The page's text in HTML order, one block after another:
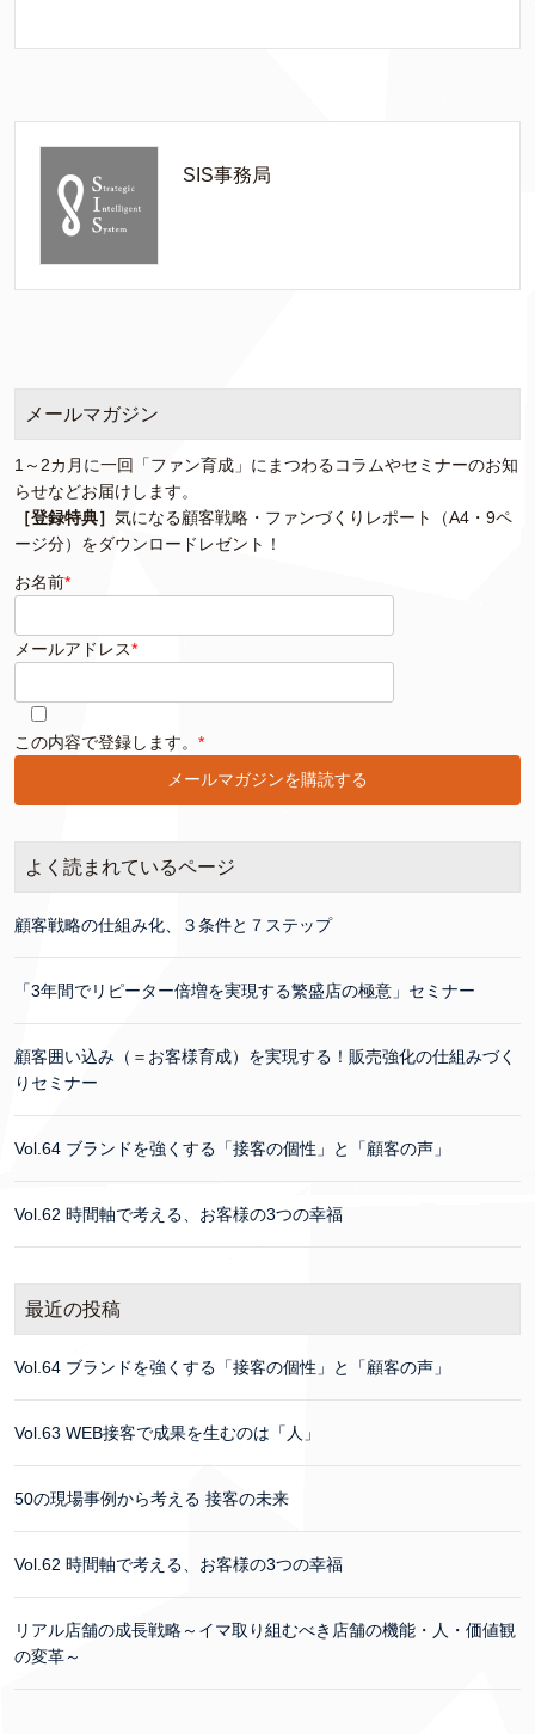
SIS事務局
メールマガジン
1～2カ月に一回「ファン育成」にまつわるコラムやセミナーのお知
らせなどお届けします。
［登録特典］ 気になる顧客戦略・ファンづくりレポート（A4・9ペ
ージ分）をダウンロードレゼント！
お名前*
メールアドレス*
このフィールドは空のままにしてください。
この内容で登録します。 *
よく読まれているページ
顧客戦略の仕組み化、３条件と７ステップ
「3年間でリピーター倍増を実現する繁盛店の極意」セミナー
顧客囲い込み（＝お客様育成）を実現する！販売強化の仕組みづく
りセミナー
Vol.64 ブランドを強くする「接客の個性」と「顧客の声」
Vol.62 時間軸で考える、お客様の3つの幸福
最近の投稿
Vol.64 ブランドを強くする「接客の個性」と「顧客の声」
Vol.63 WEB接客で成果を生むのは「人」
50の現場事例から考える 接客の未来
Vol.62 時間軸で考える、お客様の3つの幸福
リアル店舗の成長戦略～イマ取り組むべき店舗の機能・人・価値観
の変革～